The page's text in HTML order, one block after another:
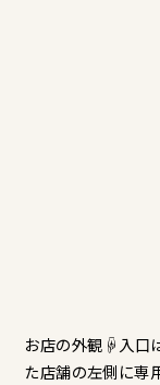
お店の外観☟入口
た店舗の左側に専